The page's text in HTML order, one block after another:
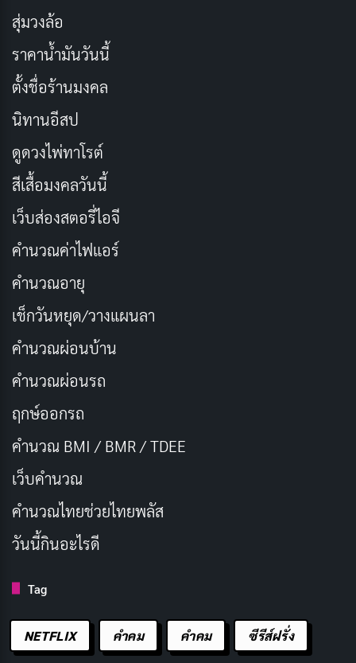
การเตรียมตัวทางด้านจิตใจมีความสำคัญไม่แพ้การเตรียม
ตัวทางด้านร่างกาย ผู้ที่จะบวชต้องมีจิตใจที่สงบ มั่นคง และ
ตั้งมั่นในการศึกษาพระธรรมวินัย
การศึกษาธรรมะ
ก่อนบวช ควรศึกษาหลักธรรมคำสอนของพระพุทธเจ้า
เบื้องต้น เช่นอริยสัจ 4
มรรคมีองค์ 8 (ทางสายกลาง), ไตรลักษณ์ (ลักษณะ 3 ของ
สรรพสิ่ง), และหลักกรรม (กฎแห่งกรรม) การศึกษาธรรมะ
จะช่วยให้เข้าใจความหมายที่แท้จริงของการบวช
การทำสมาธิ
การทำสมาธิช่วยให้จิตใจสงบและมีสติ สามารถทำได้ด้วย
การนั่งสมาธิ เดินจงกรม หรือสวดมนต์
การปรับทัศนคติ
การบวชเป็นการเปลี่ยนแปลงวิถีชีวิตครั้งใหญ่ ผู้ที่จะบวช
ศีลธรรม
ขั้นตอนการบวช: ก้าวสู่ร่มกาสาวพัสตร์
สุ่มวงล้อ
ราคาน้ำมันวันนี้
ตั้งชื่อร้านมงคล
นิทานอีสป
ดูดวงไพ่ทาโรต์
สีเสื้อมงคลวันนี้
เว็บส่องสตอรี่ไอจี
คำนวณค่าไฟแอร์
คำนวณอายุ
เช็กวันหยุด/วางแผนลา
คำนวณผ่อนบ้าน
คำนวณผ่อนรถ
ฤกษ์ออกรถ
คำนวณ BMI / BMR / TDEE
เว็บคํานวณ
คํานวณไทยช่วยไทยพลัส
วันนี้กินอะไรดี
Tag
NETFLIX คำคม คําคม ซีรีส์ฝรั่ง